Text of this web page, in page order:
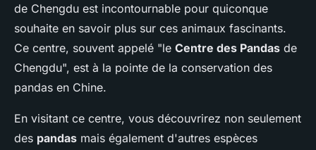
de Chengdu est incontournable pour quiconque
souhaite en savoir plus sur ces animaux fascinants.
Ce centre, souvent appelé "le Centre des Pandas de
Chengdu", est à la pointe de la conservation des
pandas en Chine.
En visitant ce centre, vous découvrirez non seulement
des pandas mais également d'autres espèces